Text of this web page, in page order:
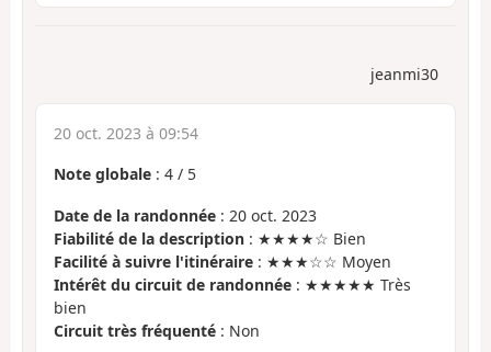
jeanmi30
20 oct. 2023 à 09:54
Note globale : 4 / 5
Date de la randonnée : 20 oct. 2023
Fiabilité de la description : ★★★★☆ Bien
Facilité à suivre l'itinéraire : ★★★☆☆ Moyen
Intérêt du circuit de randonnée : ★★★★★ Très
bien
Circuit très fréquenté : Non